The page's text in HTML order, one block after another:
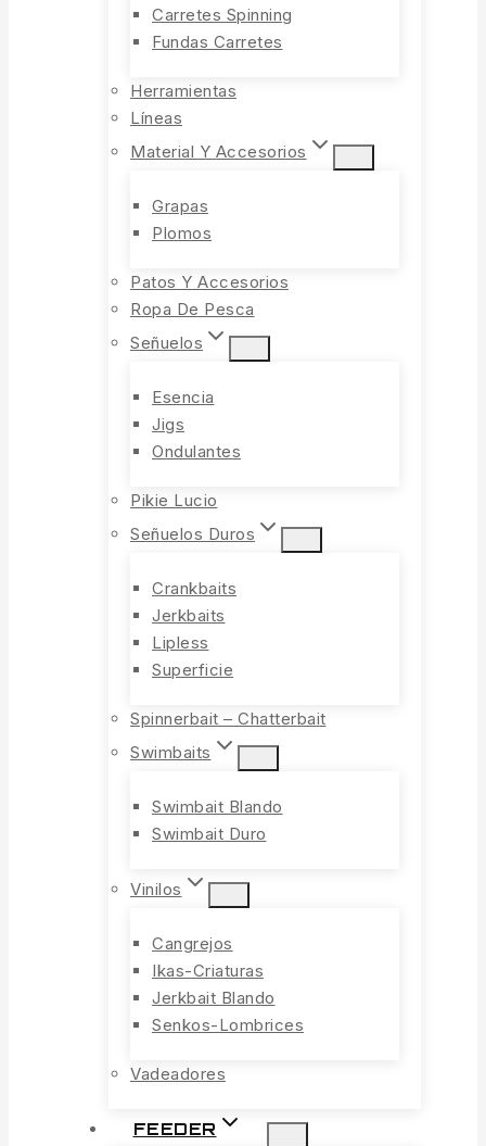
Carretes Spinning
Fundas Carretes
Herramientas
Líneas
Material Y Accesorios
Grapas
Plomos
Patos Y Accesorios
Ropa De Pesca
Señuelos
Esencia
Jigs
Ondulantes
Pikie Lucio
Señuelos Duros
Crankbaits
Jerkbaits
Lipless
Superficie
Spinnerbait – Chatterbait
Swimbaits
Swimbait Blando
Swimbait Duro
Vinilos
Cangrejos
Ikas-Criaturas
Jerkbait Blando
Senkos-Lombrices
Vadeadores
FEEDER